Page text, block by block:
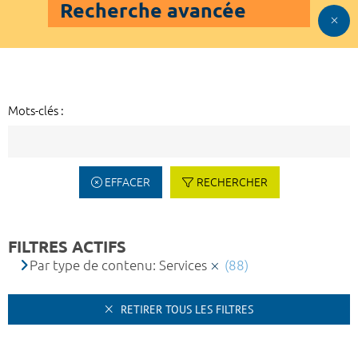
Recherche avancée
Mots-clés :
EFFACER RECHERCHER
FILTRES ACTIFS
Par type de contenu: Services (88)
RETIRER TOUS LES FILTRES